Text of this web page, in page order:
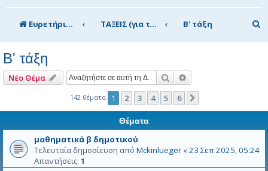
Ευρετήριο Δ. Συζήτησης ΤΑΞΕΙΣ (για τα μέλη) Β' τάξη
ν
τ
η
Β' τάξη
Νέο Θέμα Αναζήτηση
142 θέματα 1 2 3 4 5 6
Θέματα
μαθηματικά β δημοτικού
Τελευταία δημοσίευση από Mckinlueger «23 Σεπ 2025, 05:24
Απαντήσεις: 1